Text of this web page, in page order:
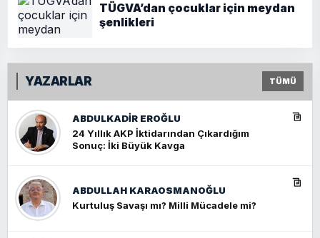
TÜGVA’dan çocuklar için meydan
şenlikleri
YAZARLAR TÜMÜ
ABDULKADIR EROĞLU
24 Yıllık AKP İktidarından Çıkardığım
Sonuç: İki Büyük Kavga
ABDULLAH KARAOSMANOĞLU
Kurtuluş Savaşı mı? Milli Mücadele mi?